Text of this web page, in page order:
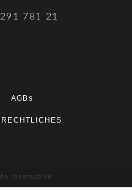
781 21
AGBs
Interactive